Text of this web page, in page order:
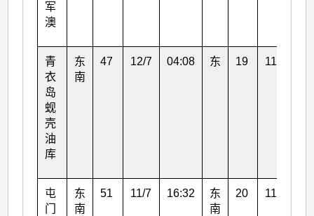
军
澳
青
衣
岛
蚬
壳
油
库
东
南
47 12/7 04:08 东 19 11/7
屯
门
东
南
51 11/7 16:32
东
南
20 11/7